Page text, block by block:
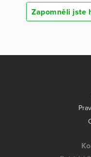
Zapomněli jste